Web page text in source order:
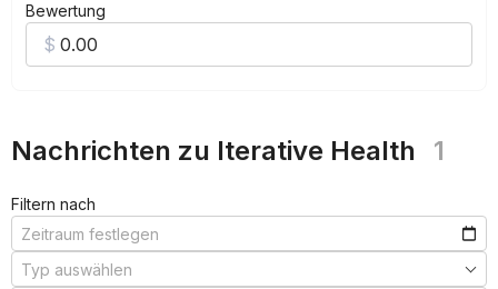
Bewertung
Nachrichten zu Iterative Health 1
Filtern nach